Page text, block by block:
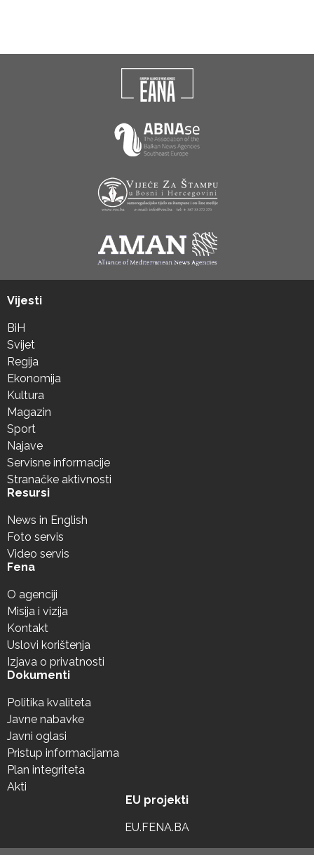
Vijesti
BiH
Svijet
Regija
Ekonomija
Kultura
Magazin
Sport
Najave
Servisne informacije
Stranačke aktivnosti
Resursi
News in English
Foto servis
Video servis
Fena
O agenciji
Misija i vizija
Kontakt
Uslovi korištenja
Izjava o privatnosti
Dokumenti
Politika kvaliteta
Javne nabavke
Javni oglasi
Pristup informacijama
Plan integriteta
Akti
EU projekti
EU.FENA.BA